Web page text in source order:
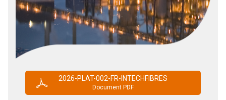
2026-PLAT-002-FR-INTECHFIBRES
Document PDF